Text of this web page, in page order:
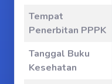
Tempat
Penerbitan PPPK
Tanggal Buku
Kesehatan